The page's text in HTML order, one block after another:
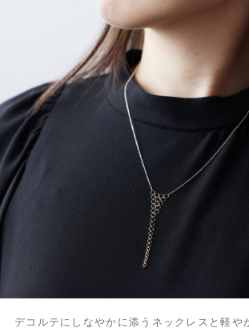
デコルテにしなやかに添うネックレスと軽や